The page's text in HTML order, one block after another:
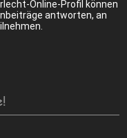
Online-Profil können
antworten, an